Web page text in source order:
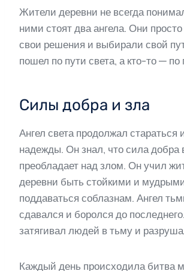
Жители деревни не всегда
ними стоят два ангела. Они
свои решения и выбирали свой
пошел по пути света, а кто-то — по
Силы добра и зла
Ангел света продолжал стараться
надежды. Он знал, что сила добра
преобладает над злом. Он учил
деревни быть стойкими и
поддаваться соблазнам. Ангел
сдавался и боролся до
затягивал людей в тьму и
Каждый день происходила битва